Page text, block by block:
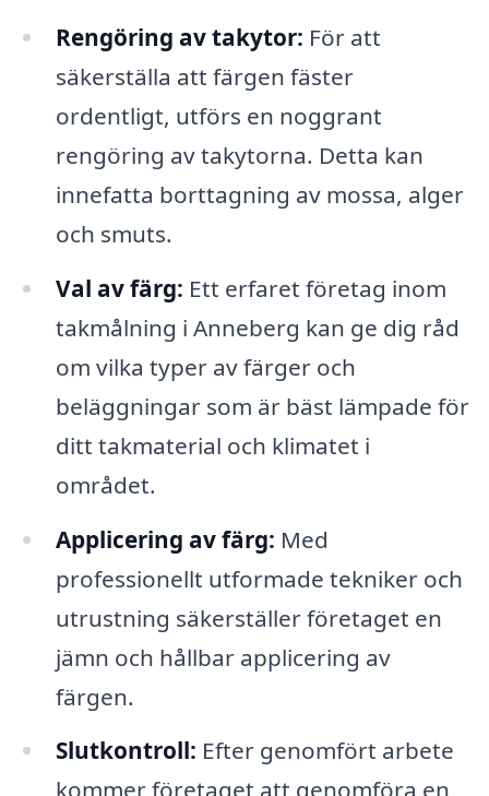
Rengöring av takytor: För att
säkerställa att färgen fäster
ordentligt, utförs en noggrant
rengöring av takytorna. Detta kan
innefatta borttagning av mossa, alger
och smuts.
Val av färg: Ett erfaret företag inom
takmålning i Anneberg kan ge dig råd
om vilka typer av färger och
beläggningar som är bäst lämpade för
ditt takmaterial och klimatet i
området.
Applicering av färg: Med
professionellt utformade tekniker och
utrustning säkerställer företaget en
jämn och hållbar applicering av
färgen.
Slutkontroll: Efter genomfört arbete